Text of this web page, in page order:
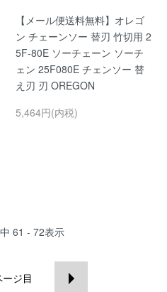
【メール便送料無料】オレゴ
ン チェーンソー 替刃 竹切用 2
5F-80E ソーチェーン ソーチ
ェン 25F080E チェンソー 替
え刃 刃 OREGON
5,464円(内税)
61 - 72表示
ージ目